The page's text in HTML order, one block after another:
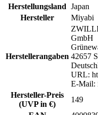
Herstellungsland Japan
Hersteller
Miyabi
Herstellerangaben
GmbH
42657
URL:
E-Mail:
Hersteller-Preis
(UVP in €)
149